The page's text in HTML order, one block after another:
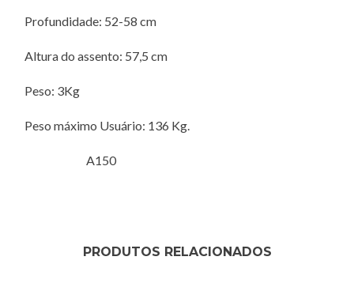
Profundidade: 52-58 cm
Altura do assento: 57,5 cm
Peso: 3Kg
Peso máximo Usuário: 136 Kg.
A150
PRODUTOS RELACIONADOS